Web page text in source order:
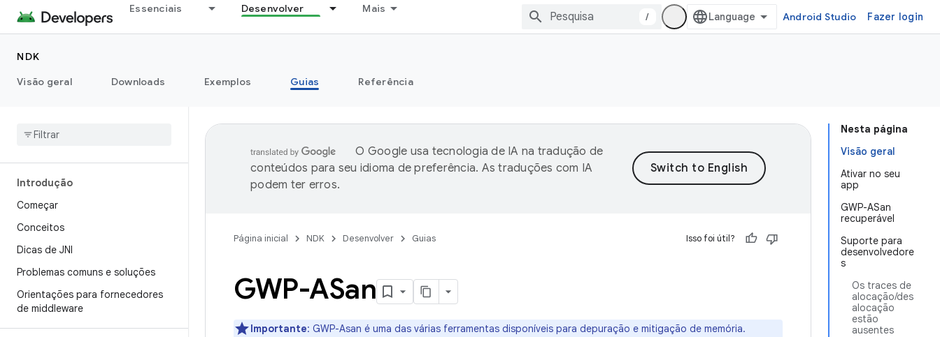
Essenciais Desenvolver Mais
/ Android Studio Fazer login
NDK
Visão geral
Downloads Exemplos Guias Referência
Introdução
Começar
Conceitos
Dicas de JNI
Problemas comuns e soluções
Orientações para fornecedores
de middleware
Nesta página
Visão geral
Ativar no seu
app
GWP-ASan
recuperável
Suporte para
desenvolvedore
s
Os traces de
alocação/des
alocação
estão
ausentes
O Google usa tecnologia de IA na tradução de
conteúdos para seu idioma de preferência. As traduções com IA
podem ter erros.
Página inicial NDK Desenvolver Guias Isso foi útil?
GWP-ASan
Importante: GWP-Asan é uma das várias ferramentas disponíveis para depuração e mitigação de memória.